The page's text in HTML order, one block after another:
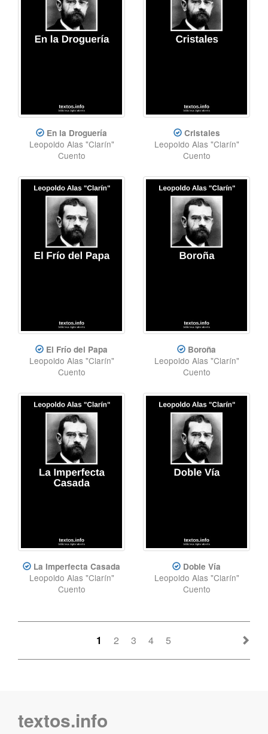
En la Droguería
Leopoldo Alas "Clarín"
Cuento
Cristales
Leopoldo Alas "Clarín"
Cuento
El Frío del Papa
Leopoldo Alas "Clarín"
Cuento
Boroña
Leopoldo Alas "Clarín"
Cuento
La Imperfecta Casada
Leopoldo Alas "Clarín"
Cuento
Doble Vía
Leopoldo Alas "Clarín"
Cuento
1 2 3 4 5
textos.info